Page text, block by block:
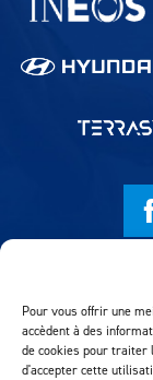
Pour vous offrir une
accèdent à des
de cookies pour traiter
d'accepter cette